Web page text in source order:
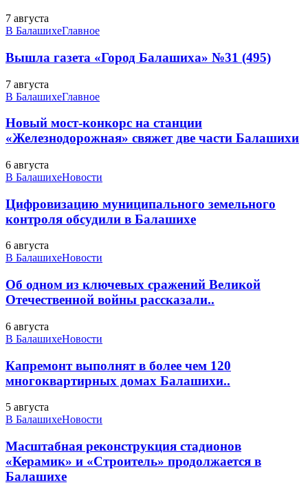
7 августа
В БалашихеГлавное
Вышла газета «Город Балашиха» №31 (495)
7 августа
В БалашихеГлавное
Новый мост-конкорс на станции
«Железнодорожная» свяжет две части Балашихи
6 августа
В БалашихеНовости
Цифровизацию муниципального земельного
контроля обсудили в Балашихе
6 августа
В БалашихеНовости
Об одном из ключевых сражений Великой
Отечественной войны рассказали..
6 августа
В БалашихеНовости
Капремонт выполнят в более чем 120
многоквартирных домах Балашихи..
5 августа
В БалашихеНовости
Масштабная реконструкция стадионов
«Керамик» и «Строитель» продолжается в
Балашихе